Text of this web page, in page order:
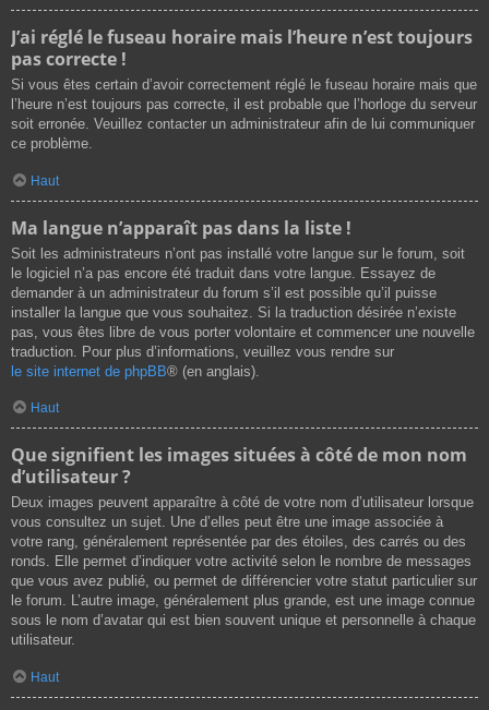
J’ai réglé le fuseau horaire mais l’heure n’est toujours
pas correcte !
Si vous êtes certain d’avoir correctement réglé le fuseau horaire mais que
l’heure n’est toujours pas correcte, il est probable que l’horloge du serveur
soit erronée. Veuillez contacter un administrateur afin de lui communiquer
ce problème.
Haut
Ma langue n’apparaît pas dans la liste !
Soit les administrateurs n’ont pas installé votre langue sur le forum, soit
le logiciel n’a pas encore été traduit dans votre langue. Essayez de
demander à un administrateur du forum s’il est possible qu’il puisse
installer la langue que vous souhaitez. Si la traduction désirée n’existe
pas, vous êtes libre de vous porter volontaire et commencer une nouvelle
traduction. Pour plus d’informations, veuillez vous rendre sur
le site internet de phpBB® (en anglais).
Haut
Que signifient les images situées à côté de mon nom
d’utilisateur ?
Deux images peuvent apparaître à côté de votre nom d’utilisateur lorsque
vous consultez un sujet. Une d’elles peut être une image associée à
votre rang, généralement représentée par des étoiles, des carrés ou des
ronds. Elle permet d’indiquer votre activité selon le nombre de messages
que vous avez publié, ou permet de différencier votre statut particulier sur
le forum. L’autre image, généralement plus grande, est une image connue
sous le nom d’avatar qui est bien souvent unique et personnelle à chaque
utilisateur.
Haut